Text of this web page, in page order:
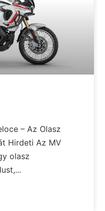
– Az Olasz
Hirdeti Az MV
olasz